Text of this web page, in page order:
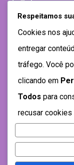
Respeitamos
Cookies nos
entregar
tráfego. Você
clicando em
Todos para
recusar